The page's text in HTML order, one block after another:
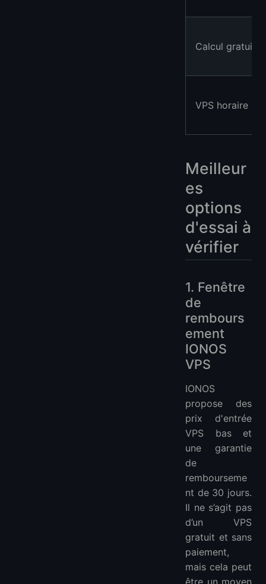
Calcul gratuit
VPS horaire
Meilleur
es
options
d'essai à
vérifier
1. Fenêtre
de
rembours
ement
IONOS
VPS
IONOS
propose des
prix d'entrée
VPS bas et
une garantie
de
rembourseme
nt de 30 jours.
Il ne s’agit pas
d’un VPS
gratuit et sans
paiement,
mais cela peut
être un moyen